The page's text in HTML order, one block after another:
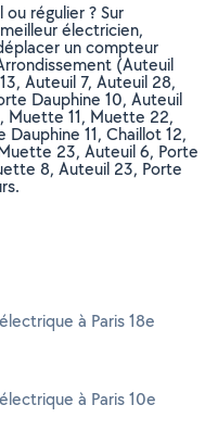
régulier ? Sur
électricien,
un compteur
(Auteuil
Auteuil 7, Auteuil 28,
Dauphine 10, Auteuil
Muette 11, Muette 22,
11, Chaillot 12,
23, Auteuil 6, Porte
8, Auteuil 23, Porte
à Paris 18e
à Paris 10e